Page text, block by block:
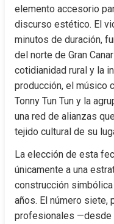
elemento accesorio
discurso estético. El
minutos de duración,
del norte de Gran
cotidianidad rural y la
producción, el músico
Tonny Tun Tun y la
una red de alianzas
tejido cultural de su
La elección de esta
únicamente a una
construcción
años. El número
profesionales —desde